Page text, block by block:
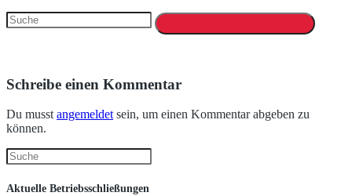
Schreibe einen Kommentar
Du musstangemeldetsein, um einen Kommentar abgeben zu
können.
Aktuelle Betriebsschließungen